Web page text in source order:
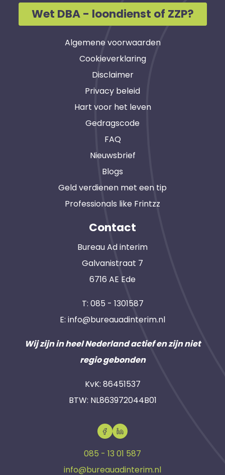
Wet DBA - loondienst of ZZP?
Algemene voorwaarden
Cookieverklaring
Disclaimer
Privacy beleid
Hart voor het leven
Gedragscode
FAQ
Nieuwsbrief
Blogs
Geld verdienen met een tip
Professionals like Frintzz
Contact
Bureau Ad interim
Galvanistraat 7
6716 AE Ede
T: 085 - 1301587
E: info@bureauadinterim.nl
Wij zijn in heel Nederland actief en zijn niet
regio gebonden
KvK: 86451537
BTW: NL863972044B01
085 - 13 01 587
info@bureauadinterim.nl